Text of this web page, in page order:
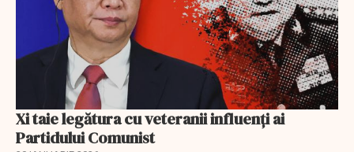
Xi taie legătura cu veteranii influenți ai
Partidului Comunist